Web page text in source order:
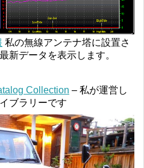
私の無線アンテナ塔に設置さ
新データを表示します。
Collection – 私が運営し
ブラリーです